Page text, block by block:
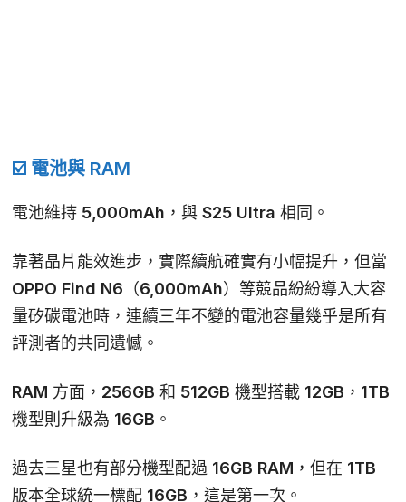
☑️ 電池與 RAM
電池維持 5,000mAh ，與 S25 Ultra 相同。
靠著晶片能效進步，實際續航確實有小幅提升，但當
OPPO Find N6（6,000mAh）等競品紛紛導入大容
量矽碳電池時，連續三年不變的電池容量幾乎是所有
評測者的共同遺憾。
RAM 方面，256GB 和 512GB 機型搭載 12GB ，1TB
機型則升級為 16GB 。
過去三星也有部分機型配過 16GB RAM，但在 1TB
版本全球統一標配 16GB，這是第一次。